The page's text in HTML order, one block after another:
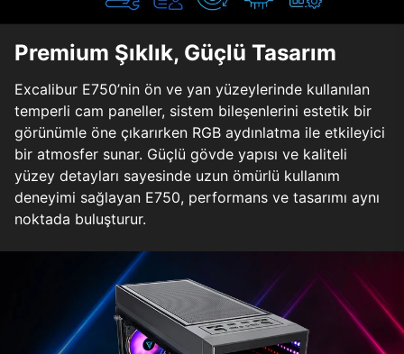
Premium Şıklık, Güçlü Tasarım
Excalibur E750’nin ön ve yan yüzeylerinde kullanılan
temperli cam paneller, sistem bileşenlerini estetik bir
görünümle öne çıkarırken RGB aydınlatma ile etkileyici
bir atmosfer sunar. Güçlü gövde yapısı ve kaliteli
yüzey detayları sayesinde uzun ömürlü kullanım
deneyimi sağlayan E750, performans ve tasarımı aynı
noktada buluşturur.